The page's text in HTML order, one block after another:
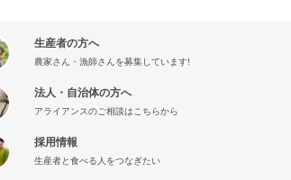
生産者の方へ
農家さん・漁師さんを募集しています!
法人・自治体の方へ
アライアンスのご相談はこちらから
採用情報
生産者と食べる人をつなぎたい